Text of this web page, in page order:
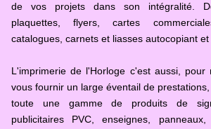
de vos projets dans son intégralité.
plaquettes, flyers, cartes
catalogues, carnets et liasses autocopiant et
L'imprimerie de l'Horloge c'est aussi, pour
vous fournir un large éventail de prestations,
toute une gamme de produits de
publicitaires PVC, enseignes, panneaux,